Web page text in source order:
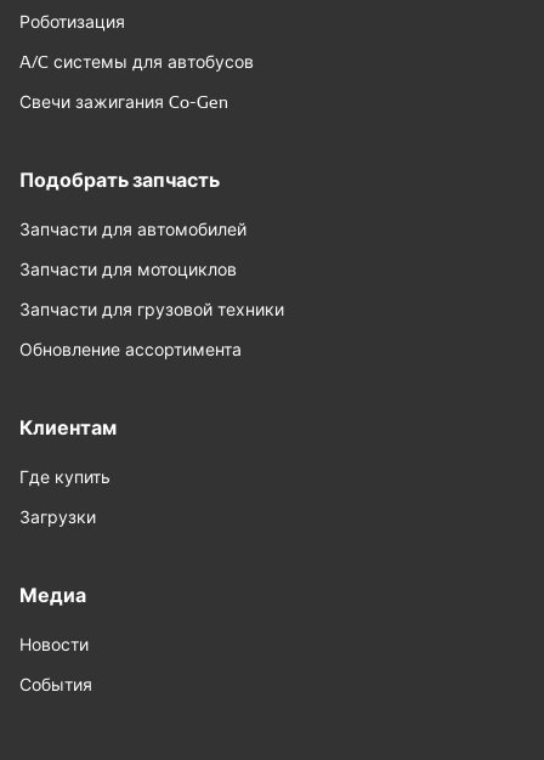
Роботизация
A/C системы для автобусов
Свечи зажигания Co-Gen
Подобрать запчасть
Запчасти для автомобилей
Запчасти для мотоциклов
Запчасти для грузовой техники
Обновление ассортимента
Клиентам
Где купить
Загрузки
Медиа
Новости
События